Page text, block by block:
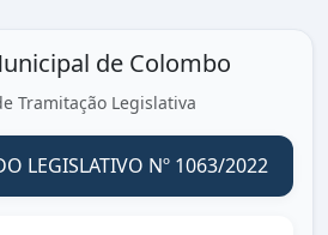
de Colombo
Tramitação Legislativa
LEGISLATIVO Nº 1063/2022